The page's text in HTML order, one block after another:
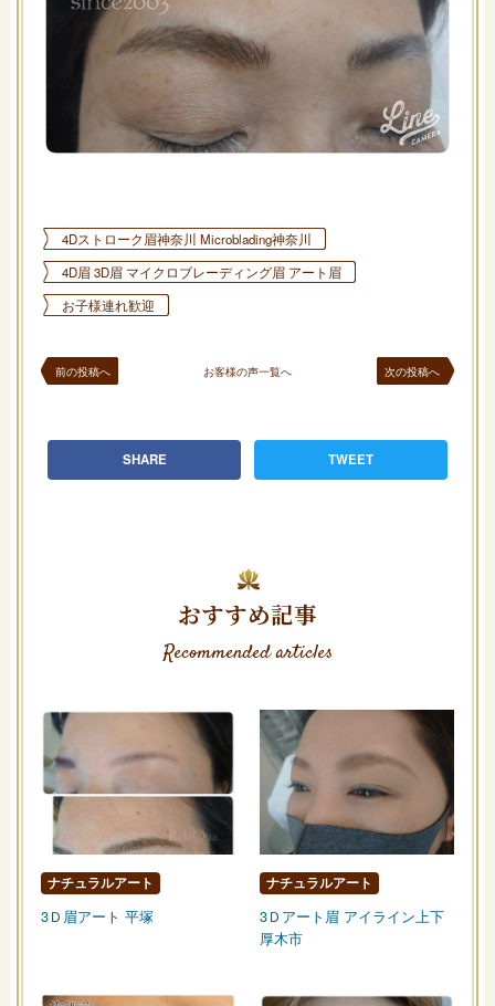
4Dストローク眉神奈川 Microblading神奈川
4D眉 3D眉 マイクロブレーディング眉 アート眉
お子様連れ歓迎
前の投稿へ お客様の声一覧へ 次の投稿へ
SHARE TWEET
おすすめ記事
Recommended articles
ナチュラルアート
3Ｄ眉アート 平塚
ナチュラルアート
3Ｄアート眉 アイライン上下
厚木市